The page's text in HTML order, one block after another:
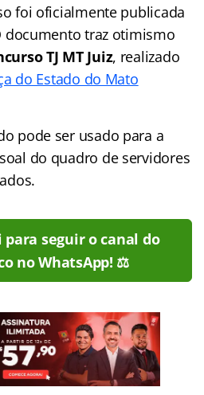
foi oficialmente publicada
documento traz otimismo
TJ MT Juiz, realizado
do Estado do Mato
pode ser usado para a
do quadro de servidores
para seguir o canal do
no WhatsApp! ⚖️